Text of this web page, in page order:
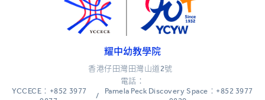
耀中幼教學院
香港仔田灣田灣山道2號
電話：
YCCECE：+852 3977
/
Pamela Peck Discovery Space：+852 3977